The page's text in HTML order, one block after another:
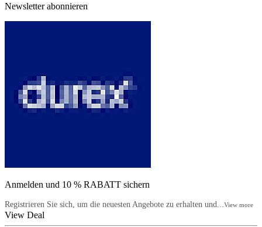
Newsletter abonnieren
Anmelden und 10 % RABATT sichern
Registrieren Sie sich, um die neuesten Angebote zu erhalten und... View more
View Deal